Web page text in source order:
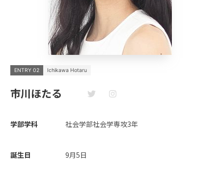
ENTRY 02 Ichikawa Hotaru
市川ほたる
学部学科 社会学部社会学専攻3年
誕生日 9月5日